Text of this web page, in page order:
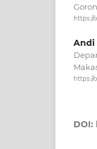
https://
Andi
https://
DOI: